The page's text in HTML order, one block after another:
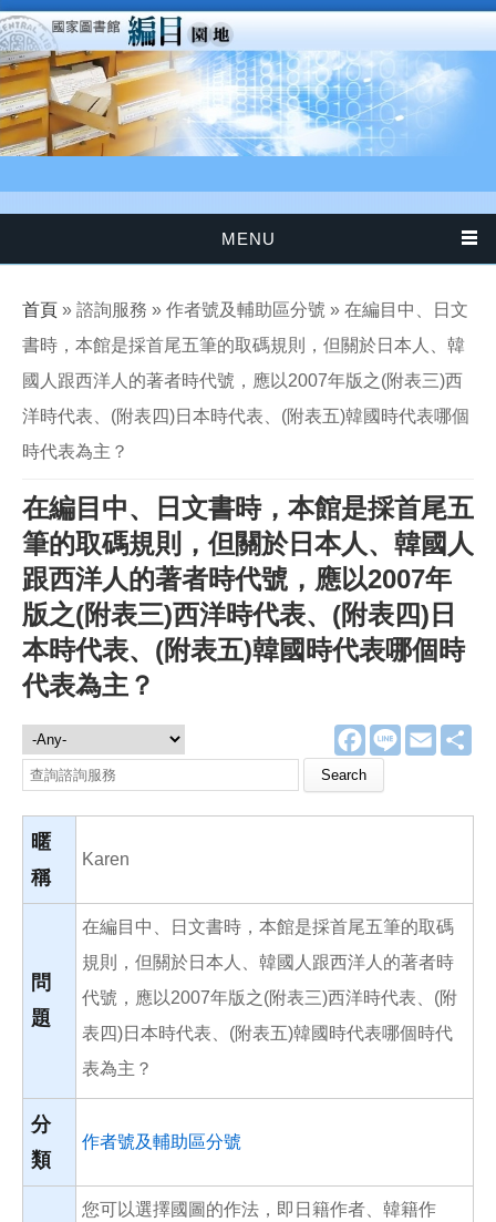
移至主內容
MENU
您在這裡
首頁 » 諮詢服務 » 作者號及輔助區分號 » 在編目中、日文
書時，本館是採首尾五筆的取碼規則，但關於日本人、韓
國人跟西洋人的著者時代號，應以2007年版之(附表三)西
洋時代表、(附表四)日本時代表、(附表五)韓國時代表哪個
時代表為主？
在編目中、日文書時，本館是採首尾五
筆的取碼規則，但關於日本人、韓國人
跟西洋人的著者時代號，應以2007年
版之(附表三)西洋時代表、(附表四)日
本時代表、(附表五)韓國時代表哪個時
代表為主？
F
a
e
o
L
E
m
諮詢服務
Search this site
暱
稱
Karen
問
題
在編目中、日文書時，本館是採首尾五筆的取碼
規則，但關於日本人、韓國人跟西洋人的著者時
代號，應以2007年版之(附表三)西洋時代表、(附
表四)日本時代表、(附表五)韓國時代表哪個時代
表為主？
分
類
作者號及輔助區分號
您可以選擇國圖的作法，即日籍作者、韓籍作